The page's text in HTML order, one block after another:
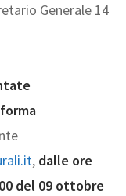
Generale 14
, dalle ore
del 09 ottobre